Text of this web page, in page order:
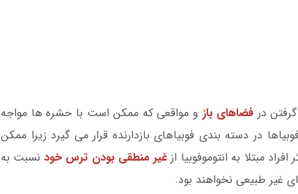
در فضاهای باز و مواقعی که ممکن است با حشره ها مواجه
در دسته بندی فوبیاهای بازدارنده قرار می گیرد زیرا ممکن
مبتلا به انتوموفوبیا از غیر منطقی بودن ترس خود نسبت به
غیر طبیعی نخواهند بود.